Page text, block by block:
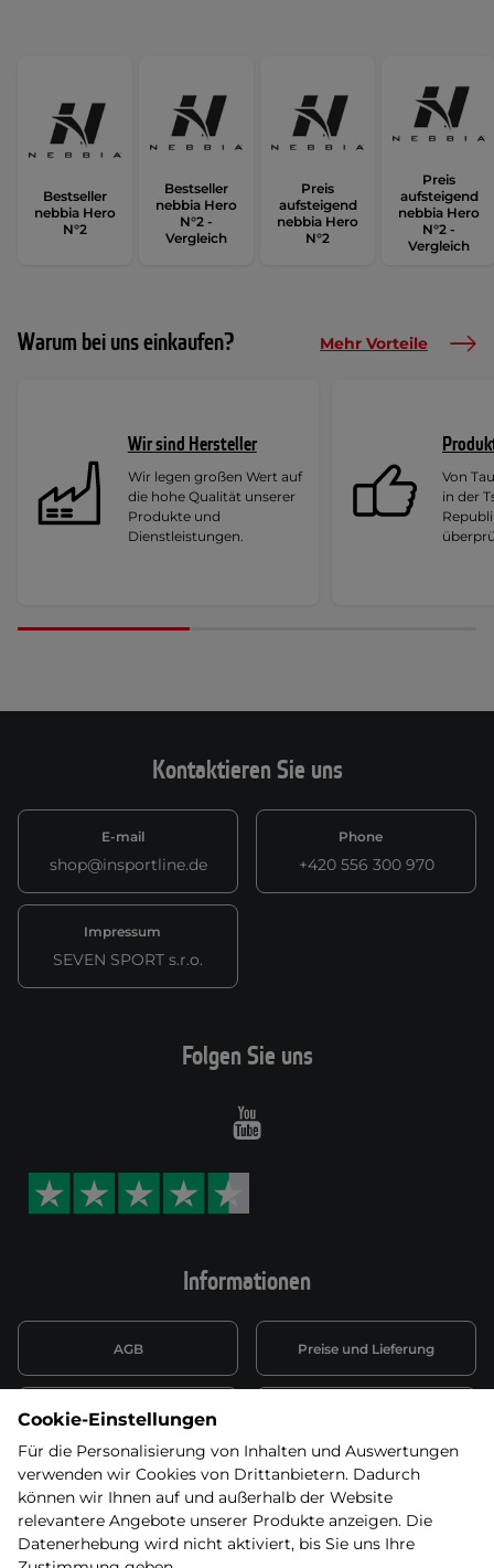
Bestseller
nebbia Hero
N°2
Bestseller
nebbia Hero
N°2 -
Vergleich
Preis
aufsteigend
nebbia Hero
N°2
Preis
aufsteigend
nebbia Hero
N°2 -
Vergleich
Warum bei uns einkaufen? Mehr Vorteile
Wir sind Hersteller
Wir legen großen Wert auf
die hohe Qualität unserer
Produkte und
Dienstleistungen.
Von
in der
Kontaktieren Sie uns
E-mail
shop@insportline.de
Phone
+420 556 300 970
Impressum
SEVEN SPORT s.r.o.
Informationen
AGB Preise und Lieferung
Datenschutzerklärung
Wiederufsbelehrung mit Link
zum Formular
Batterieentsorgung
Informationen zu Elektro-
und Elektonikgeräten
Widerruf erklären
Folgen Sie uns
Youtube
Cookie-Einstellungen
Für die Personalisierung von Inhalten und Auswertungen
verwenden wir Cookies von Drittanbietern. Dadurch
können wir Ihnen auf und außerhalb der Website
relevantere Angebote unserer Produkte anzeigen. Die
Datenerhebung wird nicht aktiviert, bis Sie uns Ihre